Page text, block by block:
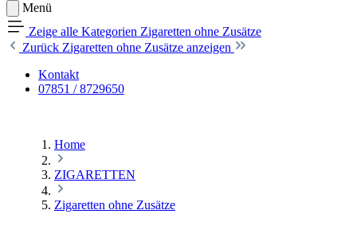
Menü
Zeige alle Kategorien Zigaretten ohne Zusätze
Zurück Zigaretten ohne Zusätze anzeigen
Kontakt
07851 / 8729650
Home
ZIGARETTEN
Zigaretten ohne Zusätze